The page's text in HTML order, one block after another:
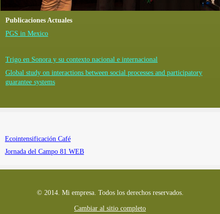
Publicaciones Actuales
PGS in Mexico
Trigo en Sonora y su contexto nacional e internacional
Global study on interactions between social processes and participatory
guarantee systems
Ecointensificación Café
Jornada del Campo 81 WEB
© 2014. Mi empresa. Todos los derechos reservados.
Cambiar al sitio completo